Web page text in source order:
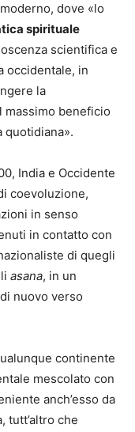
dove «lo
spirituale
scientifica e
occidentale, in
la
massimo beneficio
quotidiana».
India e Occidente
coevoluzione,
in senso
in contatto con
di quegli
asana, in un
nuovo verso
continente
mescolato con
anch’esso da
tutt’altro che